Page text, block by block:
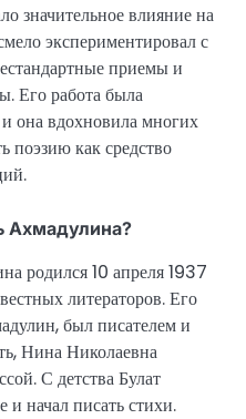
значительное влияние на
экспериментировал с
приемы и
Его работа была
она вдохновила многих
поэзию как средство
Ахмадулина?
родился 10 апреля 1937
литераторов. Его
был писателем и
Нина Николаевна
С детства Булат
и начал писать стихи.